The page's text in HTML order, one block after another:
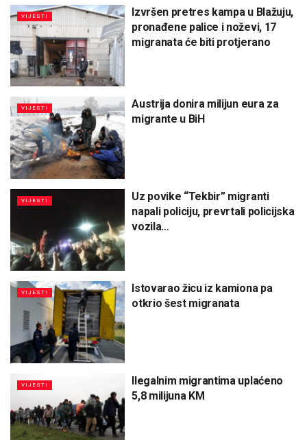
VIJESTI
Izvršen pretres kampa u Blažuju,
pronađene palice i noževi, 17
migranata će biti protjerano
VIJESTI
Austrija donira milijun eura za
migrante u BiH
VIJESTI
Uz povike “Tekbir” migranti
napali policiju, prevrtali policijska
vozila…
VIJESTI
Istovarao žicu iz kamiona pa
otkrio šest migranata
VIJESTI
Ilegalnim migrantima uplaćeno
5,8 milijuna KM